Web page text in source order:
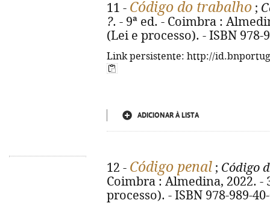
11 - Código do trabalho ;
?. - 9ª ed. - Coimbra :
(Lei e processo). - ISBN 978-
Link persistente: http://
ADICIONAR À LISTA
12 - Código penal ; Código
Coimbra : Almedina, 2022. -
processo). - ISBN 978-989-